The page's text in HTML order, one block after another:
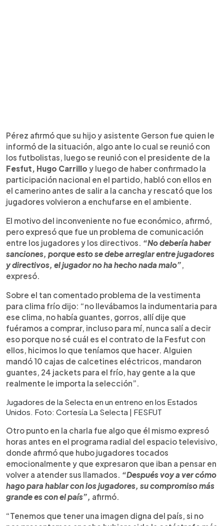
Pérez afirmó que su hijo y asistente Gerson fue quien le
informó de la situación, algo ante lo cual se reunió con
los futbolistas, luego se reunió con el presidente de la
Fesfut, Hugo Carrillo y luego de haber confirmado la
participación nacional en el partido, habló con ellos en
el camerino antes de salir a la cancha y rescató que los
jugadores volvieron a enchufarse en el ambiente.
El motivo del inconveniente no fue económico, afirmó,
pero expresó que fue un problema de comunicación
entre los jugadores y los directivos. “No debería haber
sanciones, porque esto se debe arreglar entre jugadores
y directivos, el jugador no ha hecho nada malo”,
expresó.
Sobre el tan comentado problema de la vestimenta
para clima frío dijo: “no llevábamos la indumentaria para
ese clima, no había guantes, gorros, allí dije que
fuéramos a comprar, incluso para mí, nunca salí a decir
eso porque no sé cuál es el contrato de la Fesfut con
ellos, hicimos lo que teníamos que hacer. Alguien
mandó 10 cajas de calcetines eléctricos, mandaron
guantes, 24 jackets para el frío, hay gente a la que
realmente le importa la selección”.
Jugadores de la Selecta en un entreno en los Estados
Unidos. Foto: Cortesía La Selecta | FESFUT
Otro punto en la charla fue algo que él mismo expresó
horas antes en el programa radial del espacio televisivo,
donde afirmó que hubo jugadores tocados
emocionalmente y que expresaron que iban a pensar en
volver a atender sus llamados. “Después voy a ver cómo
hago para hablar con los jugadores, su compromiso más
grande es con el país”, afirmó.
“Tenemos que tener una imagen digna del país, si no